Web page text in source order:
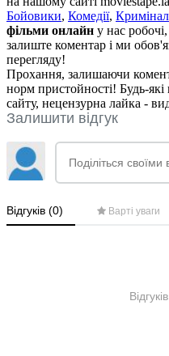
Бойовики, Комедії, Кримінал
фільми онлайн у нас
залиште коментар і ми
перегляду!
Прохання, залишаючи
норм пристойності! Будь-які
сайту, нецензурна лайка -